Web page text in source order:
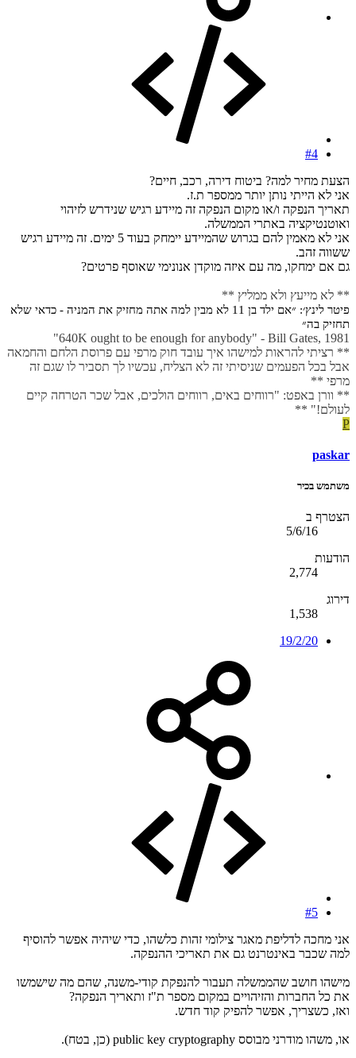
#4
הצעת מחיר למה? ביטוח דירה, רכב, חיים?
אני לא הייתי נותן יותר ממספר ת.ז.
תאריך הנפקה ו/או מקום הנפקה זה מיידע רגיש שנידרש לזיהוי
ואוטנטיקציה באתרי הממשלה.
אני לא מאמין להם בגרוש שהמיידע יימחק בעוד 5 ימים. זה מיידע רגיש
ששווה זהב.
גם אם ימחקו, מה עם איזה מוקדן אנונימי שאוסף פרטים?
** לא מייעץ ולא ממליץ **
פיטר לינץ׳: ״אם ילד בן 11 לא מבין למה אתה מחזיק את המניה - כדאי שלא
תחזיק בה״
640K ought to be enough for anybody" - Bill Gates, 1981"
** רציתי להראות למישהו איך עובד חוק מרפי עם פרוסת הלחם והחמאה
אבל בכל הפעמים שניסיתי זה לא הצליח, עכשיו לך תסביר לו שגם זה
מרפי **
** וורן באפט: "רווחים באים, רווחים הולכים, אבל שכר הטרחה קיים
לעולם!" **
P
paskar
משתמש בכיר
הצטרף ב
5/6/16
הודעות
2,774
דירוג
1,538
19/2/20
#5
אני מחכה לדליפת מאגר צילומי זהות כלשהו, כדי שיהיה אפשר להוסיף
למה שכבר באינטרנט גם את תאריכי ההנפקה.
מישהו חושב שהממשלה תעבור להנפקת קודי-משנה, שהם מה שישמשו
את כל החברות והזיהויים במקום מספר ת"ז ותאריך הנפקה?
ואז, כשצריך, אפשר להפיק קוד חדש.
או, משהו מודרני מבוסס public key cryptography (כן, בטח).